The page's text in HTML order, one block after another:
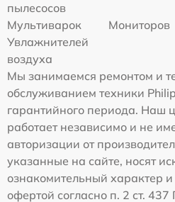
пылесосов
Мультиварок
Мониторов
Увлажнителей
воздуха
Мы занимаемся ремонтом и
обслуживанием техники
гарантийного периода. Наш
работает независимо и не
авторизации от
указанные на сайте, носят
ознакомительный характер
офертой согласно п. 2 ст.